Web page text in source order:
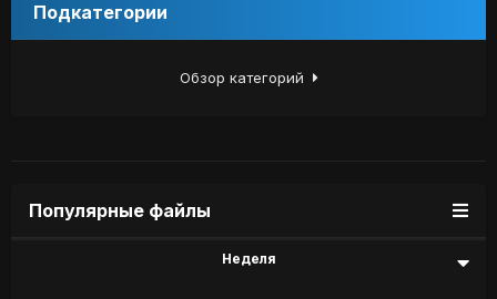
Подкатегории
Обзор категорий
Популярные файлы
Неделя